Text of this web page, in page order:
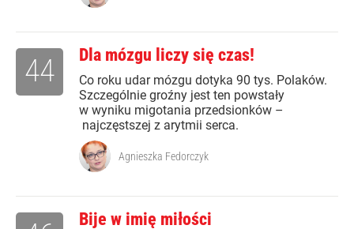
Dla mózgu liczy się czas!
Co roku udar mózgu dotyka 90 tys. Polaków.
Szczególnie groźny jest ten powstały
w wyniku migotania przedsionków –
najczęstszej z arytmii serca.
44
Agnieszka Fedorczyk
Bije w imię miłości